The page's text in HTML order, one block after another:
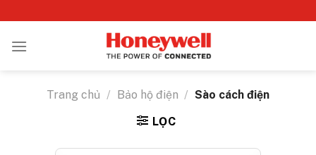
qua
nội
Trang chủ / Bảo hộ điện / Sào cách điện
LỌC